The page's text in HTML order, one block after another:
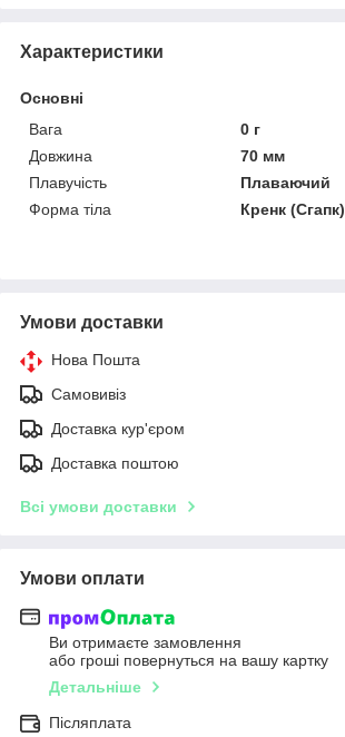
Характеристики
Основні
Вага
0 г
Довжина
70 мм
Плавучість
Плаваючий
Форма тіла
Кренк (Сгапк)
Умови доставки
Нова Пошта
Самовивіз
Доставка кур'єром
Доставка поштою
Всі умови доставки
Умови оплати
Ви отримаєте замовлення
або гроші повернуться на вашу картку
Детальніше
Післяплата